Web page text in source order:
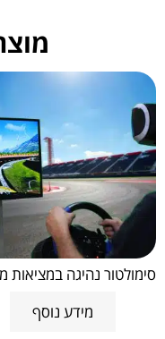
סימולטור נהיגה במציאות
מידע נוסף